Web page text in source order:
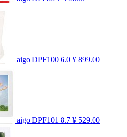
aigo DPF100 6.0 ¥ 899.00
aigo DPF101 8.7 ¥ 529.00